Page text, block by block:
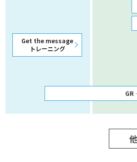
Get the message
トレーニング